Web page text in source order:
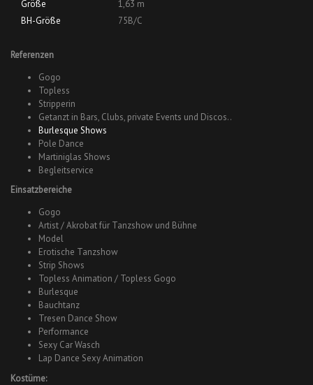
Größe
1,63 m
BH-Größe
75B/C
Referenzen
Gogo
Topless
Stripperin
Getanzt in Bars, Clubs, private Events und Discos..
Burlesque Shows
Pole Dance
Martiniglas Shows
Begleitservice
Einsatzbereiche
Gogo
Artist / Akrobat für Tanzshow und Bühne
Model
Erotische Tanzshow
Strip Shows
Topless Animation / Topless Gogo
Burlesque
Bauchtanz
Tresen Dance Show
Performance
Sexy Car Wasch
Lap Dance Sexy Animation
Kostüme: